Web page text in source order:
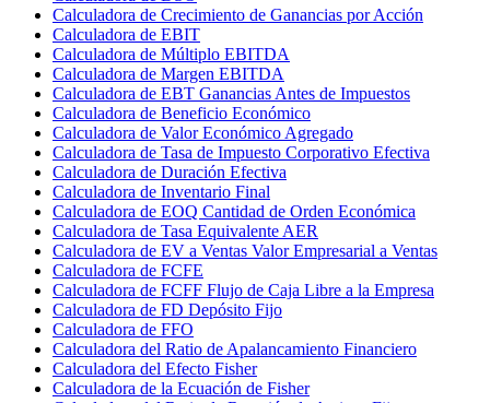
Calculadora de Crecimiento de Ganancias por Acción
Calculadora de EBIT
Calculadora de Múltiplo EBITDA
Calculadora de Margen EBITDA
Calculadora de EBT Ganancias Antes de Impuestos
Calculadora de Beneficio Económico
Calculadora de Valor Económico Agregado
Calculadora de Tasa de Impuesto Corporativo Efectiva
Calculadora de Duración Efectiva
Calculadora de Inventario Final
Calculadora de EOQ Cantidad de Orden Económica
Calculadora de Tasa Equivalente AER
Calculadora de EV a Ventas Valor Empresarial a Ventas
Calculadora de FCFE
Calculadora de FCFF Flujo de Caja Libre a la Empresa
Calculadora de FD Depósito Fijo
Calculadora de FFO
Calculadora del Ratio de Apalancamiento Financiero
Calculadora del Efecto Fisher
Calculadora de la Ecuación de Fisher